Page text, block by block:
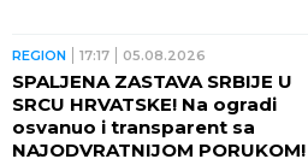
REGION 17:17 05.08.2026
SPALJENA ZASTAVA SRBIJE U
SRCU HRVATSKE! Na ogradi
osvanuo i transparent sa
NAJODVRATNIJOM PORUKOM!